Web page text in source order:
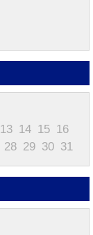
13 14 15 16
28 29 30 31